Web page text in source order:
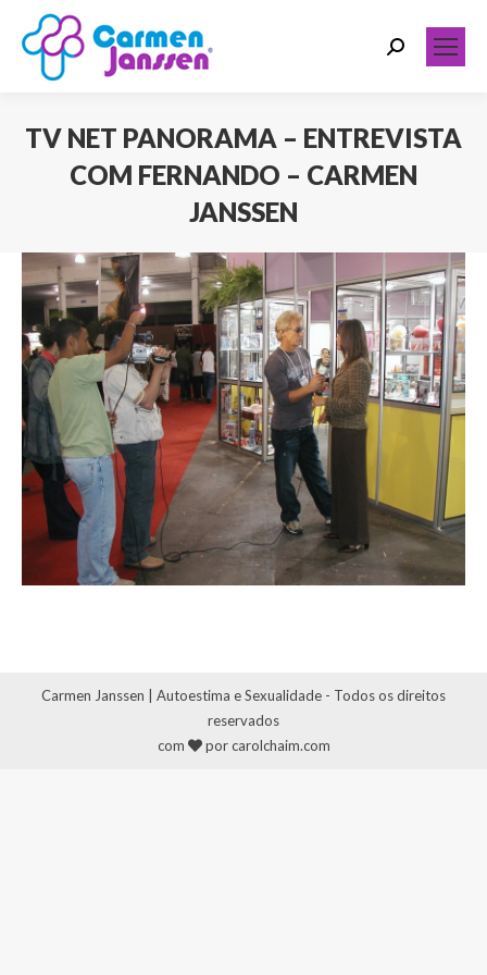
Search:
TV NET PANORAMA – ENTREVISTA
COM FERNANDO – CARMEN
JANSSEN
Carmen Janssen | Autoestima e Sexualidade - Todos os direitos
reservados
com
por carolchaim.com